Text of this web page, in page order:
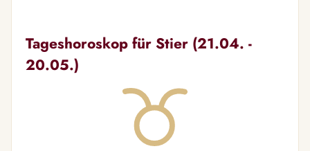
Tageshoroskop für Stier (21.04. -
20.05.)